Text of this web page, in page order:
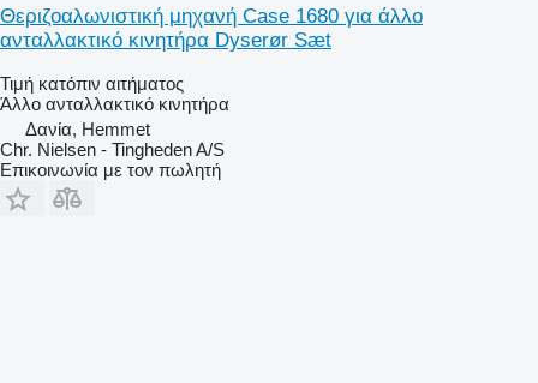
Θεριζοαλωνιστική μηχανή Case 1680 για άλλο
ανταλλακτικό κινητήρα Dyserør Sæt
Τιμή κατόπιν αιτήματος
Άλλο ανταλλακτικό κινητήρα
Δανία, Hemmet
Chr. Nielsen - Tingheden A/S
Επικοινωνία με τον πωλητή